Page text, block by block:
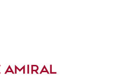
AMIRAL